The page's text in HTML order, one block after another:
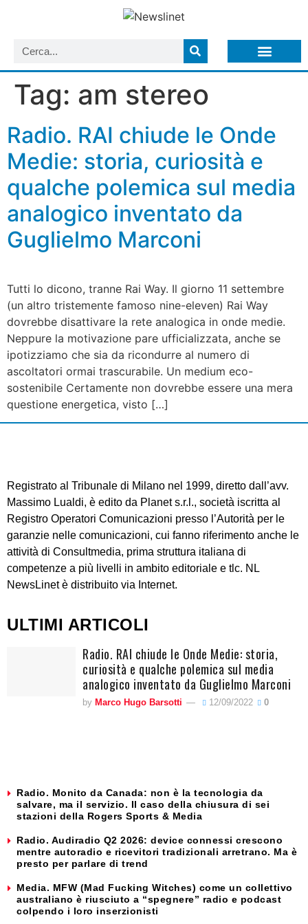
Tag: am stereo
Radio. RAI chiude le Onde
Medie: storia, curiosità e
qualche polemica sul media
analogico inventato da
Guglielmo Marconi
Tutti lo dicono, tranne Rai Way. Il giorno 11 settembre
(un altro tristemente famoso nine-eleven) Rai Way
dovrebbe disattivare la rete analogica in onde medie.
Neppure la motivazione pare ufficializzata, anche se
ipotizziamo che sia da ricondurre al numero di
ascoltatori ormai trascurabile. Un medium eco-
sostenibile Certamente non dovrebbe essere una mera
questione energetica, visto […]
Registrato al Tribunale di Milano nel 1999, diretto dall’avv.
Massimo Lualdi, è edito da Planet s.r.l., società iscritta al
Registro Operatori Comunicazioni presso l’Autorità per le
garanzie nelle comunicazioni, cui fanno riferimento anche le
attività di Consultmedia, prima struttura italiana di
competenze a più livelli in ambito editoriale e tlc. NL
NewsLinet è distribuito via Internet.
ULTIMI ARTICOLI
Radio. RAI chiude le Onde Medie: storia,
curiosità e qualche polemica sul media
analogico inventato da Guglielmo Marconi
by Marco Hugo Barsotti 12/09/2022 0
Radio. Monito da Canada: non è la tecnologia da
salvare, ma il servizio. Il caso della chiusura di sei
stazioni della Rogers Sports & Media
Radio. Audiradio Q2 2026: device connessi crescono
mentre autoradio e ricevitori tradizionali arretrano. Ma è
presto per parlare di trend
Media. MFW (Mad Fucking Witches) come un collettivo
australiano è riusciuto a “spegnere” radio e podcast
colpendo i loro inserzionisti